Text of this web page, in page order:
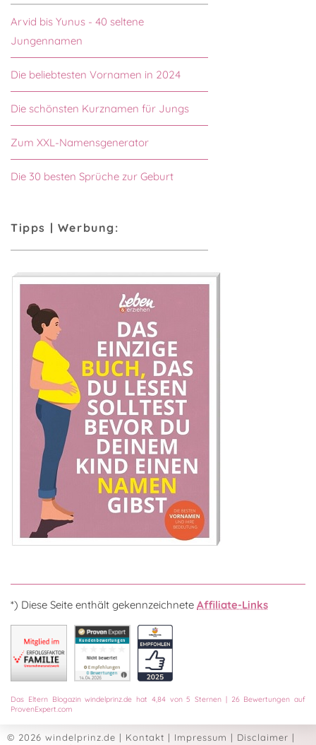
Arvid bis Yunus - 40 seltene
Jungennamen
Die beliebtesten Vornamen in 2024
Die schönsten Kurznamen für Jungs
Zum XXL-Namensgenerator
Die 30 besten Sprüche zur Geburt
Tipps | Werbung:
*) Diese Seite enthält gekennzeichnete Affiliate-Links
Das Eltern Blogazin windelprinz.de hat 4,84von5 Sternen | 26Bewertungen auf
ProvenExpert.com
© 2026 windelprinz.de | Kontakt | Impressum | Disclaimer |